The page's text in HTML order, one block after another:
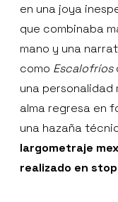
en una joya
que combinaba
mano y una
como Escalofríos
una personalidad
alma regresa en
una hazaña
largometraje
realizado en